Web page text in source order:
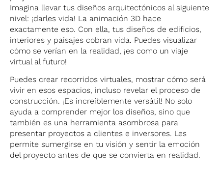
Imagina llevar tus diseños arquitectónicos al siguiente
nivel: ¡darles vida! La animación 3D hace
exactamente eso. Con ella, tus diseños de edificios,
interiores y paisajes cobran vida. Puedes visualizar
cómo se verían en la realidad, ¡es como un viaje
virtual al futuro!
Puedes crear recorridos virtuales, mostrar cómo será
vivir en esos espacios, incluso revelar el proceso de
construcción. ¡Es increíblemente versátil! No solo
ayuda a comprender mejor los diseños, sino que
también es una herramienta asombrosa para
presentar proyectos a clientes e inversores. Les
permite sumergirse en tu visión y sentir la emoción
del proyecto antes de que se convierta en realidad.